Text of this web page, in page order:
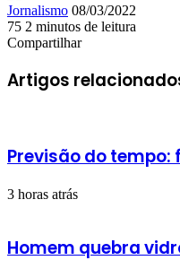
Jornalismo Mande
um
e-
08/03/2022
75 2 minutos de leitura
Facebook
X
Linkedin
Skype
Messenger
Messenger
WhatsApp
Telegram
Compartilhar
via
e-
Artigos
Previsão do tempo:
3 horas atrás
Homem quebra